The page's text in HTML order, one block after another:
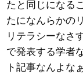
たと同じになる
たになんらかの
リテラシーなさ
で発表する学者
ト記事なんよな